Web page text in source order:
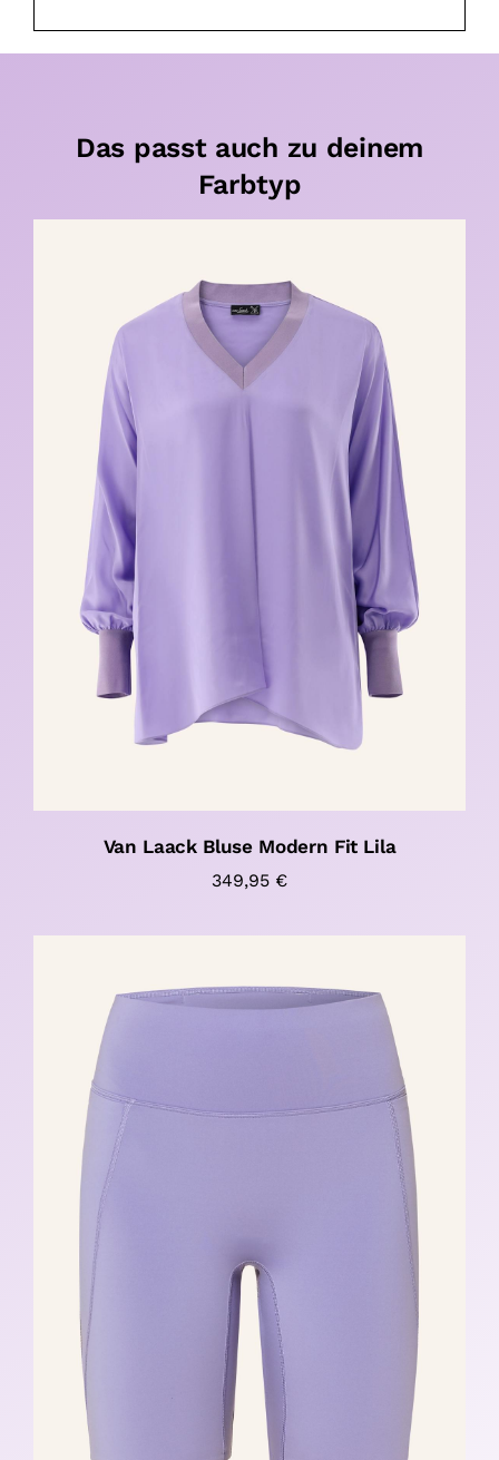
Das passt auch zu deinem
Farbtyp
Van Laack Bluse Modern Fit Lila
349,95 €